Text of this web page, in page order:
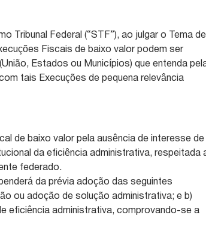
Tribunal Federal (“STF”), ao julgar o Tema de
Fiscais de baixo valor podem ser
Estados ou Municípios) que entenda
tais Execuções de pequena relevância
de baixo valor pela ausência de interesse de
da eficiência administrativa, respeitada
federado.
da prévia adoção das seguintes
ou adoção de solução administrativa; e b)
eficiência administrativa, comprovando-se a